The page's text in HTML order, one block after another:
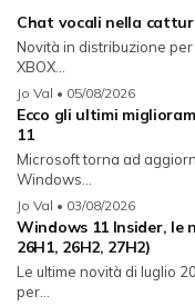
Chat vocali nella
Novità in distribuzione
XBOX...
Jo Val • 05/08/2026
Ecco gli ultimi
11
Microsoft torna ad
Windows...
Jo Val • 03/08/2026
Windows 11 Insider, le
26H1, 26H2, 27H2)
Le ultime novità di luglio
per...